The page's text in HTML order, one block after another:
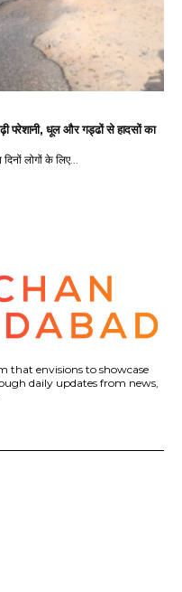
परेशानी, धूल और गड्ढों से हादसों का
लोगों के लिए...
that envisions to showcase
daily updates from news,